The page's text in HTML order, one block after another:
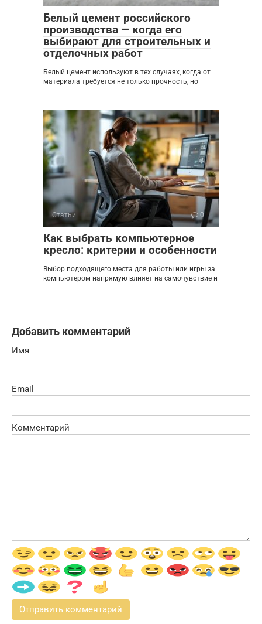
Белый цемент российского
производства — когда его
выбирают для строительных и
отделочных работ
Белый цемент используют в тех случаях, когда от
материала требуется не только прочность, но
Статьи 0
Как выбрать компьютерное
кресло: критерии и особенности
Выбор подходящего места для работы или игры за
компьютером напрямую влияет на самочувствие и
Добавить комментарий
Имя
Email
Комментарий